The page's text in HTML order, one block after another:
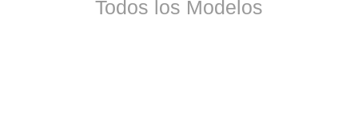
Todos los Modelos